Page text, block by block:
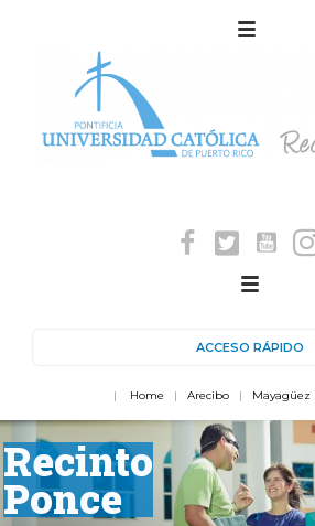
ACCESO RÁPIDO
| Home | Arecibo| Mayagüez
Recinto
Ponce